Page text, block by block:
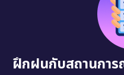
ฝึกฝนกับสถานการ